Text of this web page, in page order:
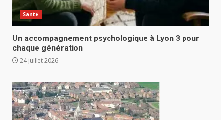
Santé
Un accompagnement psychologique à Lyon 3 pour
chaque génération
24 juillet 2026